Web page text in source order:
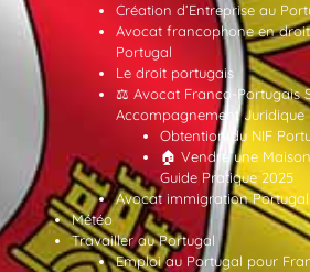
Création d’Entreprise au
Avocat francophone en
Portugal
Le droit portugais
⚖️ Avocat Franco-Portugais
Accompagnement Juridique
Obtention du NIF
🏠 Vendre une
Guide Pratique 2025
Avocat immigration Portugal
Météo
Travailler au Portugal
Emploi au Portugal pour